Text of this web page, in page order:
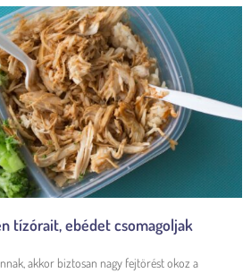
tízórait, ebédet csomagoljak
akkor biztosan nagy fejtörést okoz a